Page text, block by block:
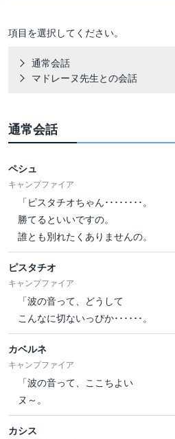
項目を選択してください。
通常会話
マドレーヌ先生との会話
通常会話
ペシュ
キャンプファイア
「ピスタチオちゃん････････。
勝てるといいですの。
誰とも別れたくありませんの。
ピスタチオ
キャンプファイア
「波の音って、どうして
こんなに切ないっぴか･･････。
カベルネ
キャンプファイア
「波の音って、ここちよい
ヌ～。
カシス